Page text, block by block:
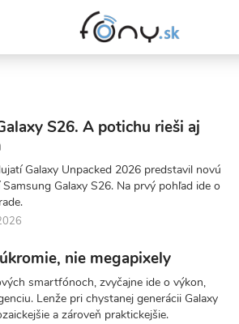
S26. A potichu rieši aj
Galaxy Unpacked 2026 predstavil novú
Galaxy S26. Na prvý pohľad ide o
nie megapixely
smartfónoch, zvyčajne ide o výkon,
Lenže pri chystanej generácii Galaxy
a zároveň praktickejšie.